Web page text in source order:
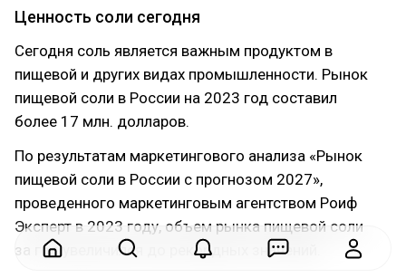
Ценность соли сегодня
Сегодня соль является важным продуктом в
пищевой и других видах промышленности. Рынок
пищевой соли в России на 2023 год составил
более 17 млн. долларов.
По результатам маркетингового анализа «Рынок
пищевой соли в России с прогнозом 2027»,
проведенного маркетинговым агентством Роиф
Эксперт в 2023 году, объем рынка пищевой соли
за год увеличился до рекордных значений.